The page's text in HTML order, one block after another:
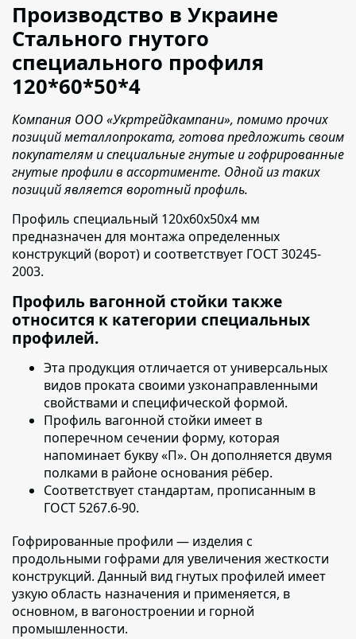
Производство в Украине
Стального гнутого
специального профиля
120*60*50*4
Компания ООО «Укртрейдкампани», помимо прочих
позиций металлопроката, готова предложить своим
покупателям и специальные гнутые и гофрированные
гнутые профили в ассортименте. Одной из таких
позиций является воротный профиль.
Профиль специальный 120х60х50х4 мм
предназначен для монтажа определенных
конструкций (ворот) и соответствует ГОСТ 30245-
2003.
Профиль вагонной стойки также
относится к категории специальных
профилей.
Эта продукция отличается от универсальных
видов проката своими узконаправленными
свойствами и специфической формой.
Профиль вагонной стойки имеет в
поперечном сечении форму, которая
напоминает букву «П». Он дополняется двумя
полками в районе основания рёбер.
Соответствует стандартам, прописанным в
ГОСТ 5267.6-90.
Гофрированные профили — изделия с
продольными гофрами для увеличения жесткости
конструкций. Данный вид гнутых профилей имеет
узкую область назначения и применяется, в
основном, в вагоностроении и горной
промышленности.